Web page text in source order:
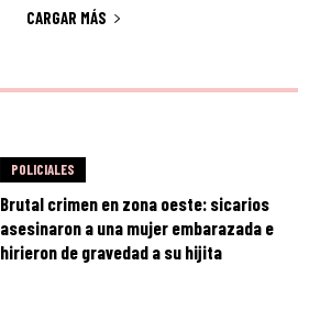
CARGAR MÁS
POLICIALES
Brutal crimen en zona oeste: sicarios
asesinaron a una mujer embarazada e
hirieron de gravedad a su hijita